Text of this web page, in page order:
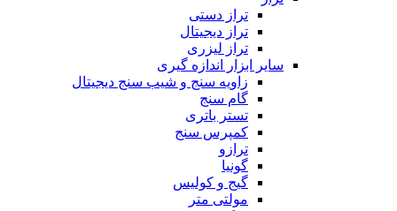
تراز دستی
تراز دیجیتال
تراز لیزری
سایر ابزار اندازه گیری
زاویه سنج و شیب سنج دیجیتال
گام سنج
تستر باتری
کمپرس سنج
ترازو
گونیا
گیج و کولیس
مولتی متر